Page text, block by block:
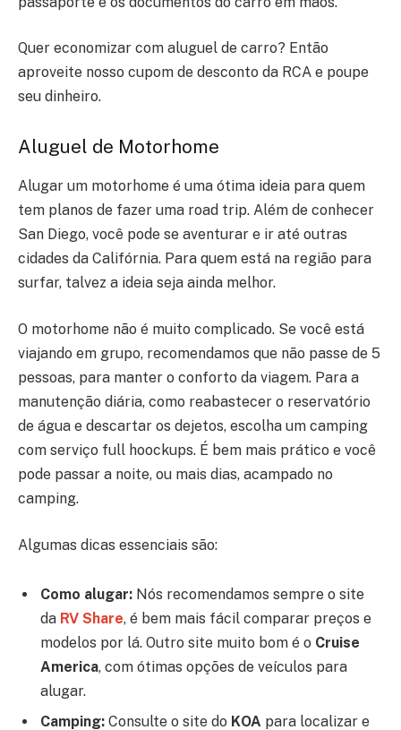
Quer economizar com aluguel de carro? Então
aproveite nosso cupom de desconto da RCA e poupe
seu dinheiro.
Aluguel de Motorhome
Alugar um motorhome é uma ótima ideia para quem
tem planos de fazer uma road trip. Além de conhecer
San Diego, você pode se aventurar e ir até outras
cidades da Califórnia. Para quem está na região para
surfar, talvez a ideia seja ainda melhor.
O motorhome não é muito complicado. Se você está
viajando em grupo, recomendamos que não passe de 5
pessoas, para manter o conforto da viagem. Para a
manutenção diária, como reabastecer o reservatório
de água e descartar os dejetos, escolha um camping
com serviço full hoockups. É bem mais prático e você
pode passar a noite, ou mais dias, acampado no
camping.
Algumas dicas essenciais são:
Como alugar: Nós recomendamos sempre o site
da RV Share, é bem mais fácil comparar preços e
modelos por lá. Outro site muito bom é o Cruise
America, com ótimas opções de veículos para
alugar.
Camping: Consulte o site do KOA para localizar e